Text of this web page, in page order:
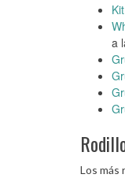
a
Los más